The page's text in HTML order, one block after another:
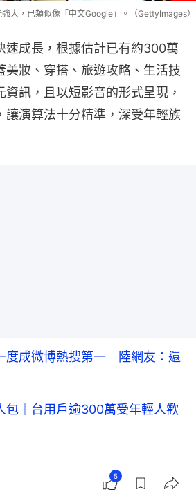
大，已類似像「中文Google」。（GettyImages）
速成長，根據估計已有約300萬
美妝、穿搭、旅遊攻略、生活技
訊，且以短影音的形式呈現，
讓演算法十分精準，深受年輕族
度成微博熱搜第一 陸網友：還
包｜台用戶逾300萬受年輕人歡
社群網站無可取代之處，在於其
5